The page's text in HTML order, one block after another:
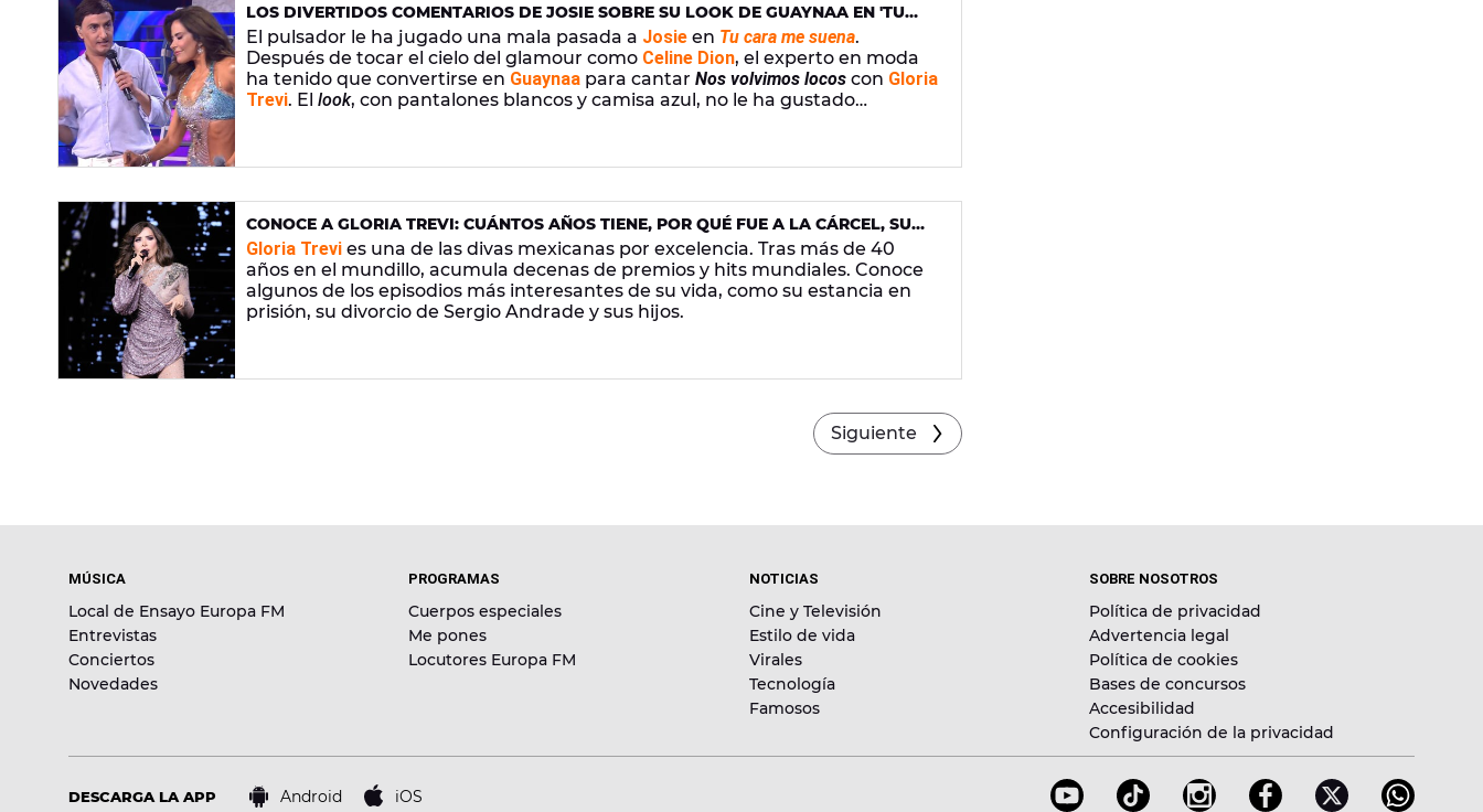
LOS DIVERTIDOS COMENTARIOS DE JOSIE SOBRE SU LOOK DE GUAYNAA EN 'TU
CARA ME SUENA': "VENGO DEL AFTER DE FROILÁN"
El pulsador le ha jugado una mala pasada a Josie en Tu cara me suena.
Después de tocar el cielo del glamour como Celine Dion, el experto en moda
ha tenido que convertirse en Guaynaa para cantar Nos volvimos locos con Gloria
Trevi. El look, con pantalones blancos y camisa azul, no le ha gustado
CONOCE A GLORIA TREVI: CUÁNTOS AÑOS TIENE, POR QUÉ FUE A LA CÁRCEL, SU
ACTUAL PAREJA Y SUS HIJOS
Gloria Trevi es una de las divas mexicanas por excelencia. Tras más de 40
años en el mundillo, acumula decenas de premios y hits mundiales. Conoce
algunos de los episodios más interesantes de su vida, como su estancia en
prisión, su divorcio de Sergio Andrade y sus hijos.
Siguiente
MÚSICA
Local de Ensayo Europa FM
Entrevistas
Conciertos
Novedades
PROGRAMAS
Cuerpos especiales
Me pones
Locutores Europa FM
NOTICIAS
Cine y Televisión
Estilo de vida
Virales
Tecnología
Famosos
SOBRE NOSOTROS
Política de privacidad
Advertencia legal
Política de cookies
Bases de concursos
Accesibilidad
Configuración de la privacidad
DESCARGA LA APP Android iOS